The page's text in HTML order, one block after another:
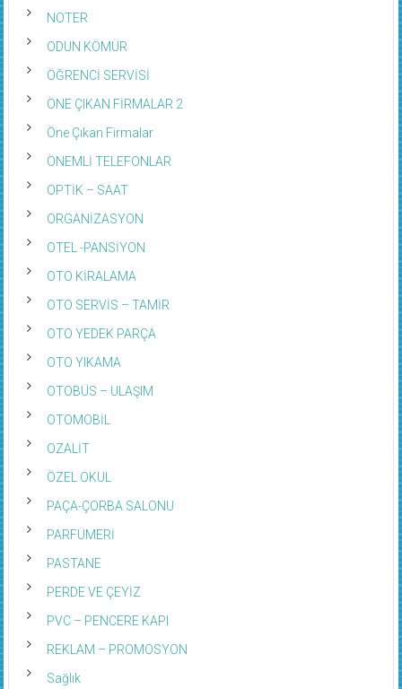
NOTER
ODUN KÖMÜR
ÖĞRENCİ SERVİSİ
ÖNE ÇIKAN FİRMALAR 2
Öne Çıkan Firmalar
ÖNEMLİ TELEFONLAR
OPTİK – SAAT
ORGANİZASYON
OTEL -PANSİYON
OTO KİRALAMA
OTO SERVİS – TAMİR
OTO YEDEK PARÇA
OTO YIKAMA
OTOBÜS – ULAŞIM
OTOMOBİL
OZALİT
ÖZEL OKUL
PAÇA-ÇORBA SALONU
PARFÜMERİ
PASTANE
PERDE VE ÇEYİZ
PVC – PENCERE KAPI
REKLAM – PROMOSYON
Sağlık